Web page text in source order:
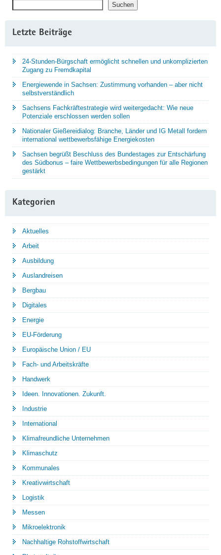
Suchen
Letzte Beiträge
24-Stunden-Bürgschaft ermöglicht schnellen und unkomplizierten
Zugang zu Fremdkapital
Energiewende in Sachsen: Zustimmung vorhanden – aber nicht
selbstverständlich
Sachsens Fachkräftestrategie wird weitergedacht: Wie neue
Potenziale erschlossen werden sollen
Nationaler Gießereidialog: Branche, Länder und IG Metall fordern
international wettbewerbsfähige Energiekosten
Sachsen begrüßt Beschluss des Bundestages zur Entschärfung
des Südbonus – faire Wettbewerbsbedingungen für alle Regionen
gestärkt
Kategorien
Aktuelles
Arbeit
Ausbildung
Auslandreisen
Bergbau
Digitales
Energie
EU-Förderung
Europäische Union / EU
Fach- und Arbeitskräfte
Handwerk
Ideen. Innovationen. Zukunft.
Industrie
International
Klimafreundliche Unternehmen
Klimaschutz
Kommunales
Kreativwirtschaft
Logistik
Messen
Mikroelektronik
Nachhaltige Rohstoffwirtschaft